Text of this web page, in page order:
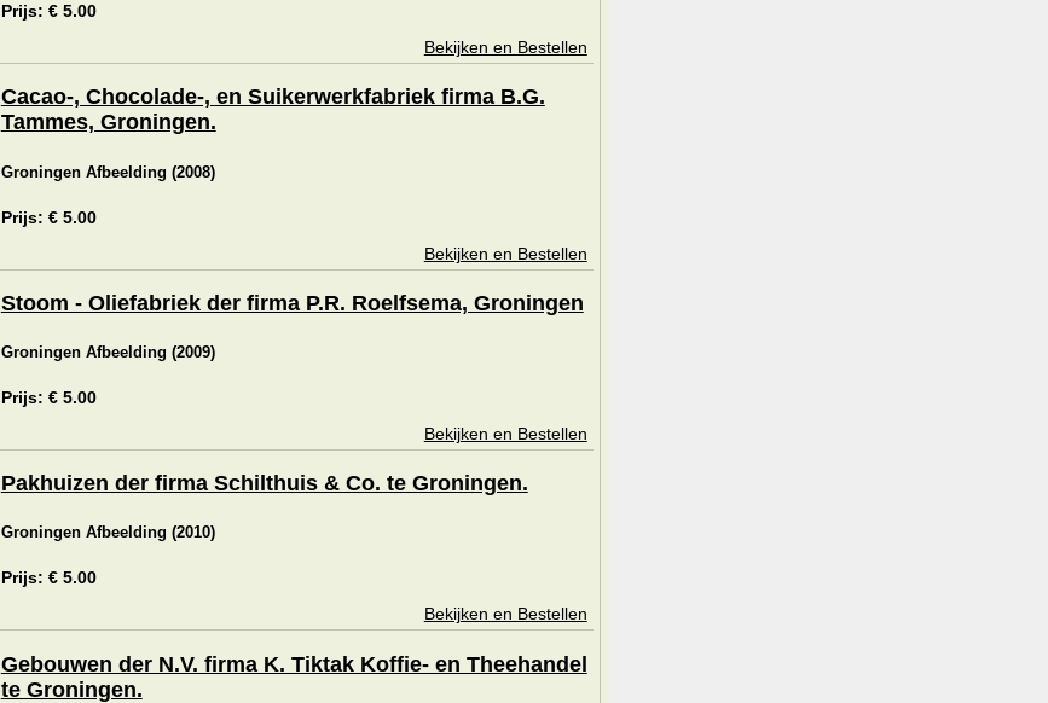
Prijs: € 5.00
Bekijken en Bestellen
Cacao-, Chocolade-, en Suikerwerkfabriek firma B.G.
Tammes, Groningen.
Groningen Afbeelding (2008)
Prijs: € 5.00
Bekijken en Bestellen
Stoom - Oliefabriek der firma P.R. Roelfsema, Groningen
Groningen Afbeelding (2009)
Prijs: € 5.00
Bekijken en Bestellen
Pakhuizen der firma Schilthuis & Co. te Groningen.
Groningen Afbeelding (2010)
Prijs: € 5.00
Bekijken en Bestellen
Gebouwen der N.V. firma K. Tiktak Koffie- en Theehandel
te Groningen.